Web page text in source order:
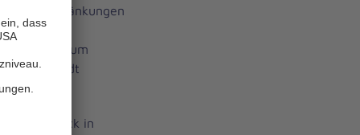
Einschränkungen
haben
Impfzentrum
der Stadt
Lübeck in